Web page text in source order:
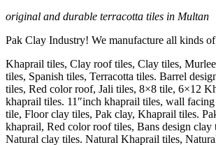
original and durable terracotta tiles in Multan
Pak Clay Industry! We manufacture all kinds
Khaprail tiles, Clay roof tiles, Clay tiles,
tiles, Spanish tiles, Terracotta tiles. Barrel
tiles, Red color roof, Jali tiles, 8×8 tile, 6×12
khaprail tiles. 11″inch khaprail tiles, wall
tile, Floor clay tiles, Pak clay, Khaprail tiles.
khaprail, Red color roof tiles, Bans design
Natural clay tiles. Natural Khaprail tiles,